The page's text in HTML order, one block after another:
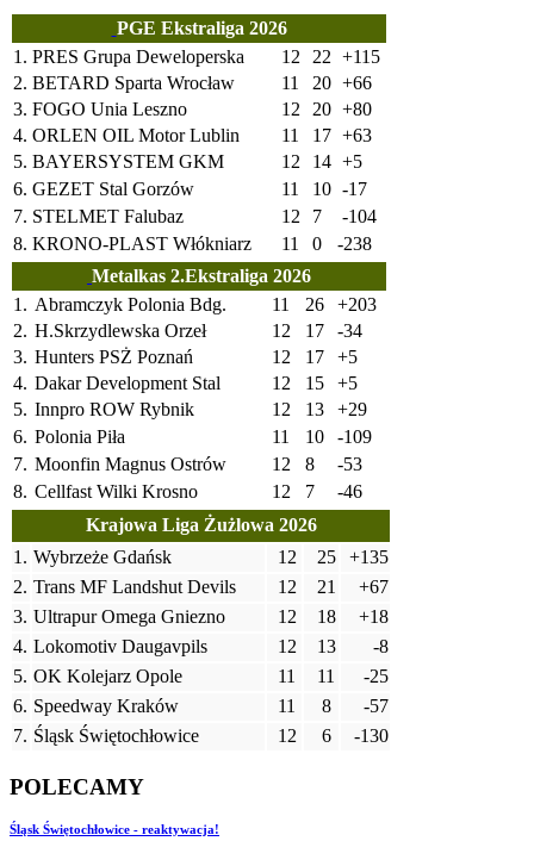
PGE Ekstraliga 2026
1. PRES Grupa Deweloperska 12 22 +115
2. BETARD Sparta Wrocław 11 20 +66
3. FOGO Unia Leszno 12 20 +80
4. ORLEN OIL Motor Lublin 11 17 +63
5. BAYERSYSTEM GKM 12 14 +5
6. GEZET Stal Gorzów 11 10 -17
7. STELMET Falubaz 12 7
-104
8. KRONO-PLAST Włókniarz 11 0
-238
Metalkas 2.Ekstraliga 2026
1. Abramczyk Polonia Bdg. 11 26
+203
2. H.Skrzydlewska Orzeł 12 17
-34
3. Hunters PSŻ Poznań 12 17
+5
4. Dakar Development Stal 12 15
+5
5. Innpro ROW Rybnik 12 13
+29
6. Polonia Piła 11 10
-109
7. Moonfin Magnus Ostrów 12 8
-53
8. Cellfast Wilki Krosno 12 7
-46
Krajowa Liga Żużlowa 2026
1. Wybrzeże Gdańsk 12 25
+135
2. Trans MF Landshut Devils 12 21
+67
3. Ultrapur Omega Gniezno 12 18
+18
4. Lokomotiv Daugavpils 12 13
-8
5. OK Kolejarz Opole 11 11
-25
6. Speedway Kraków 11 8
-57
7. Śląsk Świętochłowice 12 6 -130
POLECAMY
Śląsk Świętochłowice - reaktywacja!